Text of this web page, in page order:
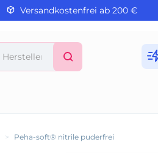
Versandkostenfrei ab 200 €
> Peha-soft® nitrile puderfrei